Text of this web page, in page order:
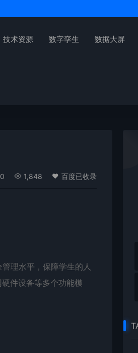
技术资源 数字孪生 数据大屏
0 1,848 百度已收录
理水平，保障学生的人
件设备等多个功能模